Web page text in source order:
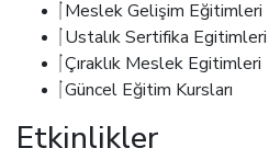
Meslek Gelişim Eğitimleri
Ustalık Sertifika Egitimleri
Çıraklık Meslek Egitimleri
Güncel Eğitim Kursları
Etkinlikler